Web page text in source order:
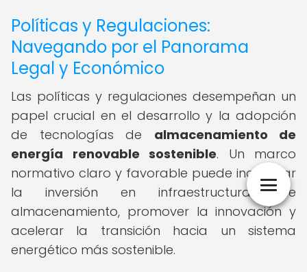
Políticas y Regulaciones:
Navegando por el Panorama
Legal y Económico
Las políticas y regulaciones desempeñan un
papel crucial en el desarrollo y la adopción
de tecnologías de almacenamiento de
energía renovable sostenible. Un marco
normativo claro y favorable puede incentivar
la inversión en infraestructuras de
almacenamiento, promover la innovación y
acelerar la transición hacia un sistema
energético más sostenible.